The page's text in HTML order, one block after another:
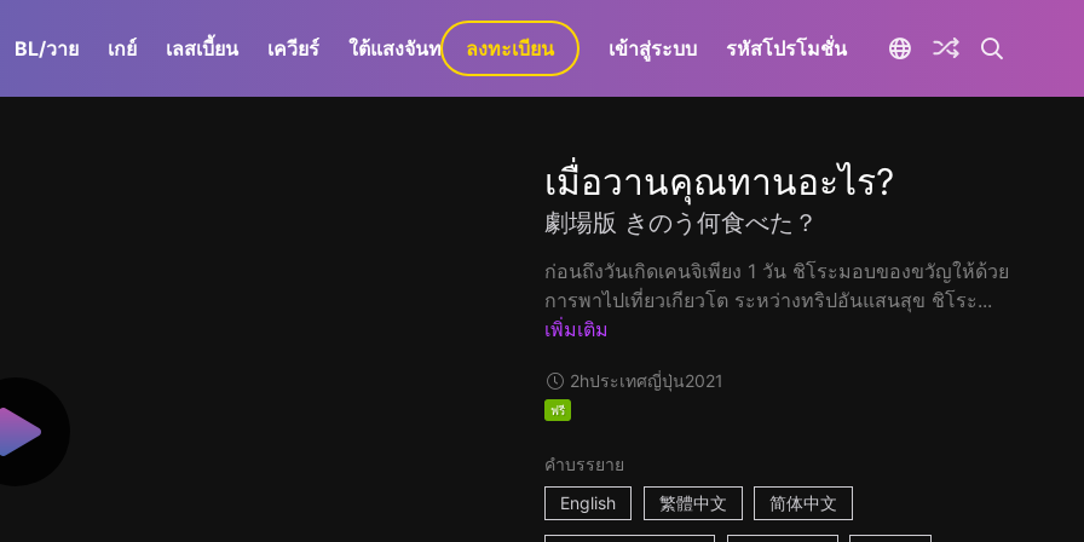
BL/วาย เกย์ เลสเบี้ยน เควียร์ ใต้แสงจันทร์ GaLa+
ลงทะเบียน เข้าสู่ระบบ รหัสโปรโมชั่น
เมื่อวานคุณทานอะไร?
劇場版 きのう何食べた？
ก่อนถึงวันเกิดเคนจิเพียง 1 วัน ชิโระมอบของขวัญให้ด้วย
การพาไปเที่ยวเกียวโต ระหว่างทริปอันแสนสุข ชิโระ...
เพิ่มเติม
2hประเทศญี่ปุ่น2021
ฟรี
คำบรรยาย
English
繁體中文 简体中文